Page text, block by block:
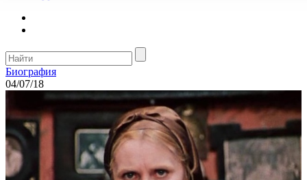
Биография
04/07/18